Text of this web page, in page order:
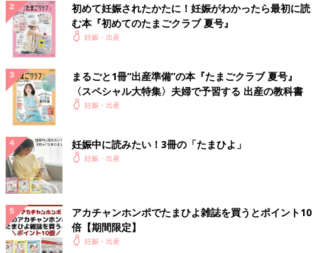
ただ、救急には風疹を調べるキットがないとのことで、翌日に皮
膚科や産婦人科 がある総合病院に行ったほうがいいと言われ、そ
のまま帰宅することに。『本当に風疹だったら、起き上がれない
くらいもっと熱が出るけどね』とも言われ、そのとき私は熱がな
かったので、風疹ではないのかなと思いながら帰宅しました。で
も、翌朝に発熱し、『ああ、やっぱり風疹かもしれない』と…。
私は第2子妊娠でかかっていた個人産院に電話をし、症状を伝え
て受診しました。個人産院では、小さな隔離部屋で血液検査をし
たのですが、検査が早すぎて1度目は陰性。その後、2回目の血液
検査をして、風疹にかかっていると判明。確定診断まで少し時間
村さん）
妊娠12週までの妊娠初期
初めて妊娠されたかたに！妊娠がわかったら最初に読
む本『初めてのたまごクラブ 夏号』
妊娠・出産
まるごと1冊“出産準備”の本『たまごクラブ 夏号』
〈スペシャル大特集〉夫婦で予習する 出産の教科書
妊娠・出産
妊娠中に読みたい！3冊の「たまひよ」
妊娠・出産
アカチャンホンポでたまひよ雑誌を買うとポイント10
倍【期間限定】
妊娠・出産